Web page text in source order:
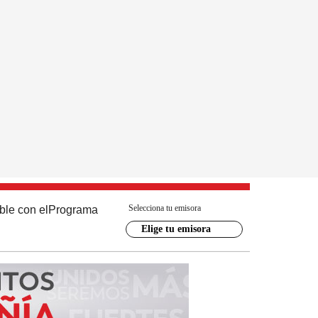
con el Programa Selecciona tu emisora
Elige tu emisora